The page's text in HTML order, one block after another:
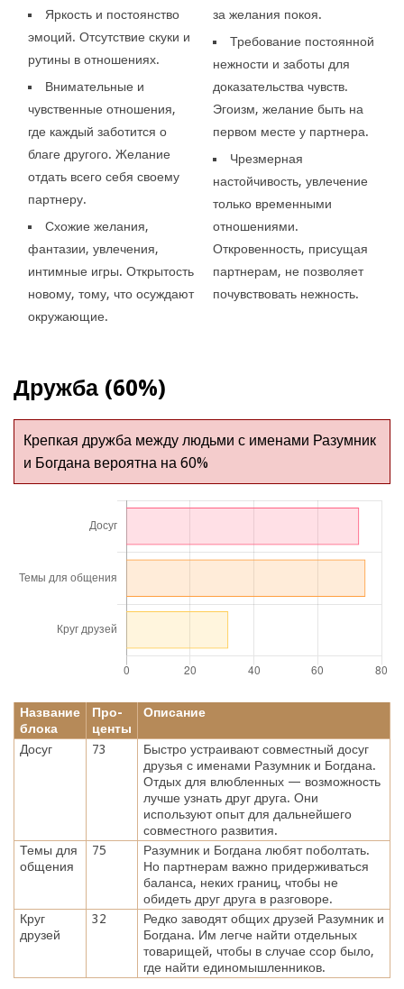
Яркость и постоянство
эмоций. Отсутствие скуки и
рутины в отношениях.
Внимательные и
чувственные отношения,
где каждый заботится о
благе другого. Желание
отдать всего себя своему
партнеру.
Схожие желания,
фантазии, увлечения,
интимные игры. Открытость
новому, тому, что осуждают
окружающие.
за желания покоя.
Требование постоянной
нежности и заботы для
доказательства чувств.
Эгоизм, желание быть на
первом месте у партнера.
Чрезмерная
настойчивость, увлечение
только временными
отношениями.
Откровенность, присущая
партнерам, не позволяет
почувствовать нежность.
Дружба (60%)
Крепкая дружба между людьми с именами Разумник
и Богдана вероятна на 60%
Название
блока
Про-
центы
Описание
Досуг 73
Быстро устраивают совместный досуг
друзья с именами Разумник и Богдана.
Отдых для влюбленных — возможность
лучше узнать друг друга. Они
используют опыт для дальнейшего
совместного развития.
Темы для
общения
75
Разумник и Богдана любят поболтать.
Но партнерам важно придерживаться
баланса, неких границ, чтобы не
обидеть друг друга в разговоре.
Круг
друзей
32
Редко заводят общих друзей Разумник и
Богдана. Им легче найти отдельных
товарищей, чтобы в случае ссор было,
где найти единомышленников.